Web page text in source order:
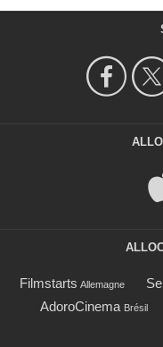
Filmstarts Allemagne
AdoroCinema Brésil